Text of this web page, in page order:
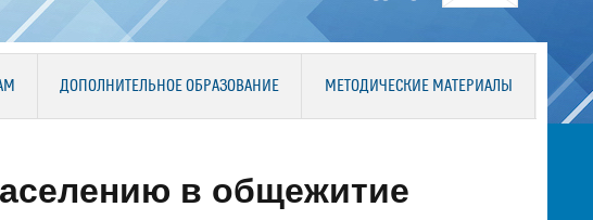
ДОПОЛНИТЕЛЬНОЕ ОБРАЗОВАНИЕ МЕТОДИЧЕСКИЕ МАТЕРИАЛЫ
в общежитие